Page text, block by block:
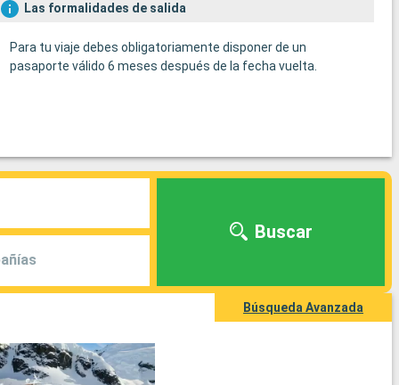
Las formalidades de salida
Para tu viaje debes obligatoriamente disponer de un
pasaporte válido 6 meses después de la fecha vuelta.
Buscar
Búsqueda Avanzada